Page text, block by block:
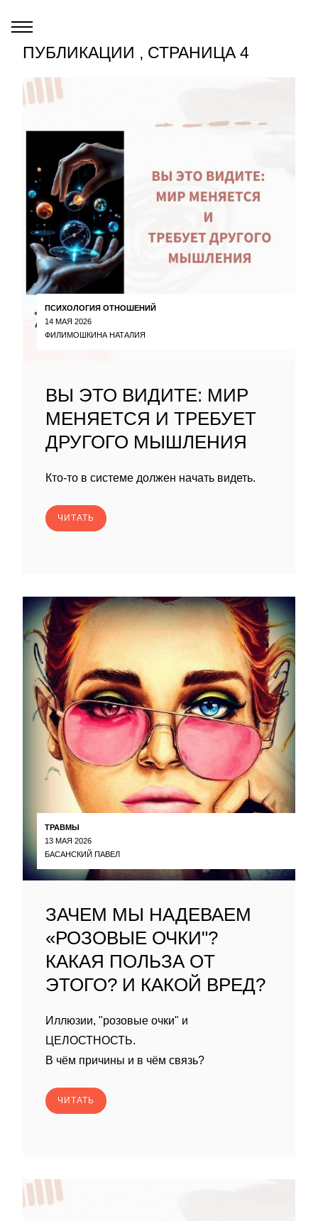
ПУБЛИКАЦИИ , СТРАНИЦА 4
ПСИХОЛОГИЯ ОТНОШЕНИЙ
14 МАЯ 2026
ФИЛИМОШКИНА НАТАЛИЯ
ВЫ ЭТО ВИДИТЕ: МИР
МЕНЯЕТСЯ И ТРЕБУЕТ
ДРУГОГО МЫШЛЕНИЯ
Кто-то в системе должен начать видеть.
ЧИТАТЬ
ТРАВМЫ
13 МАЯ 2026
БАСАНСКИЙ ПАВЕЛ
ЗАЧЕМ МЫ НАДЕВАЕМ
«РОЗОВЫЕ ОЧКИ"?
КАКАЯ ПОЛЬЗА ОТ
ЭТОГО? И КАКОЙ ВРЕД?
Иллюзии, "розовые очки" и
ЦЕЛОСТНОСТЬ.
В чём причины и в чём связь?
ЧИТАТЬ